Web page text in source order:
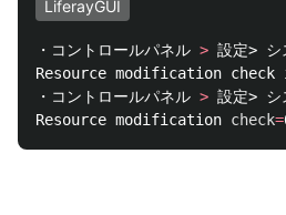
LiferayGUI
・コントロールパネル > 設定> シ
Resource modification check
・コントロールパネル > 設定> シ
Resource modification check=